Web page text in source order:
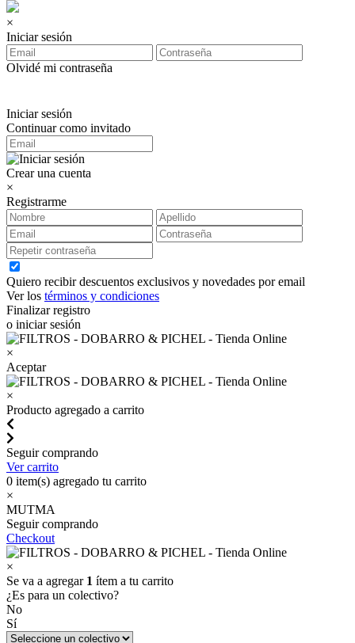
×
Iniciar sesión
Olvidé mi contraseña
Iniciar sesión
Continuar como invitado
Crear una cuenta
×
Registrarme
Quiero recibir descuentos exclusivos y novedades por email
Ver los términos y condiciones
Finalizar registro
o iniciar sesión
×
Aceptar
×
Producto agregado a carrito
Seguir comprando
Ver carrito
0 item(s) agregado tu carrito
×
MUTMA
Seguir comprando
Checkout
×
Se va a agregar 1 ítem a tu carrito
¿Es para un colectivo?
No
Sí